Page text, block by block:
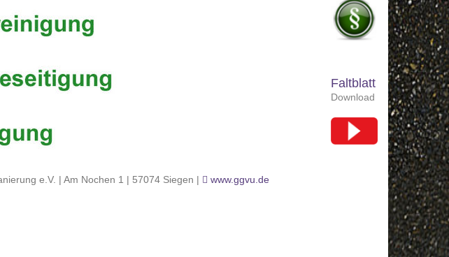
e.V. | Am Nochen 1 | 57074 Siegen | www.ggvu.de
Faltblatt
Download